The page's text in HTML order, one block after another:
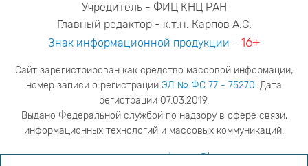
Учредитель - ФИЦ КНЦ РАН
Главный редактор - к.т.н. Карпов А.С.
Знак информационной продукции - 16+
Сайт зарегистрирован как средство массовой информации;
номер записи о регистрации ЭЛ № ФС 77 - 75270. Дата
регистрации 07.03.2019.
Выдано Федеральной службой по надзору в сфере связи,
информационных технологий и массовых коммуникаций.
адрес редакцииya.stogova@ksc.ru